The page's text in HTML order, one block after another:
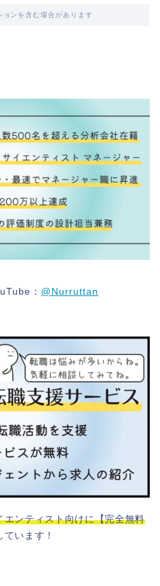
ンを含む場合があります
： @Nurruttan
ンティスト向けに【完全無料
ています！